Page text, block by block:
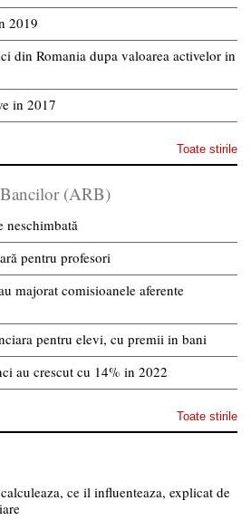
2019
din Romania dupa valoarea activelor in
in 2017
Toate stirile
(ARB)
neschimbată
pentru profesori
majorat comisioanele aferente
pentru elevi, cu premii in bani
au crescut cu 14% in 2022
Toate stirile
ce il influenteaza, explicat de